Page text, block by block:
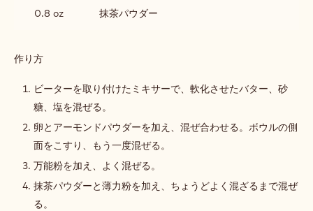
0.8 oz 抹茶パウダー
作り方
茶
パ
ー
ト
サ
ブ
レ
ビーターを取り付けたミキサーで、軟化させたバター、砂
糖、塩を混ぜる。
卵とアーモンドパウダーを加え、混ぜ合わせる。ボウルの側
面をこすり、もう一度混ぜる。
万能粉を加え、よく混ぜる。
抹茶パウダーと薄力粉を加え、ちょうどよく混ざるまで混ぜ
る。